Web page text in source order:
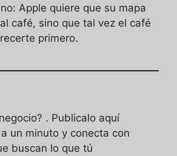
Apple quiere que su mapa
café, sino que tal vez el café
primero.
. Publicalo aquí
un minuto y conecta con
buscan lo que tú